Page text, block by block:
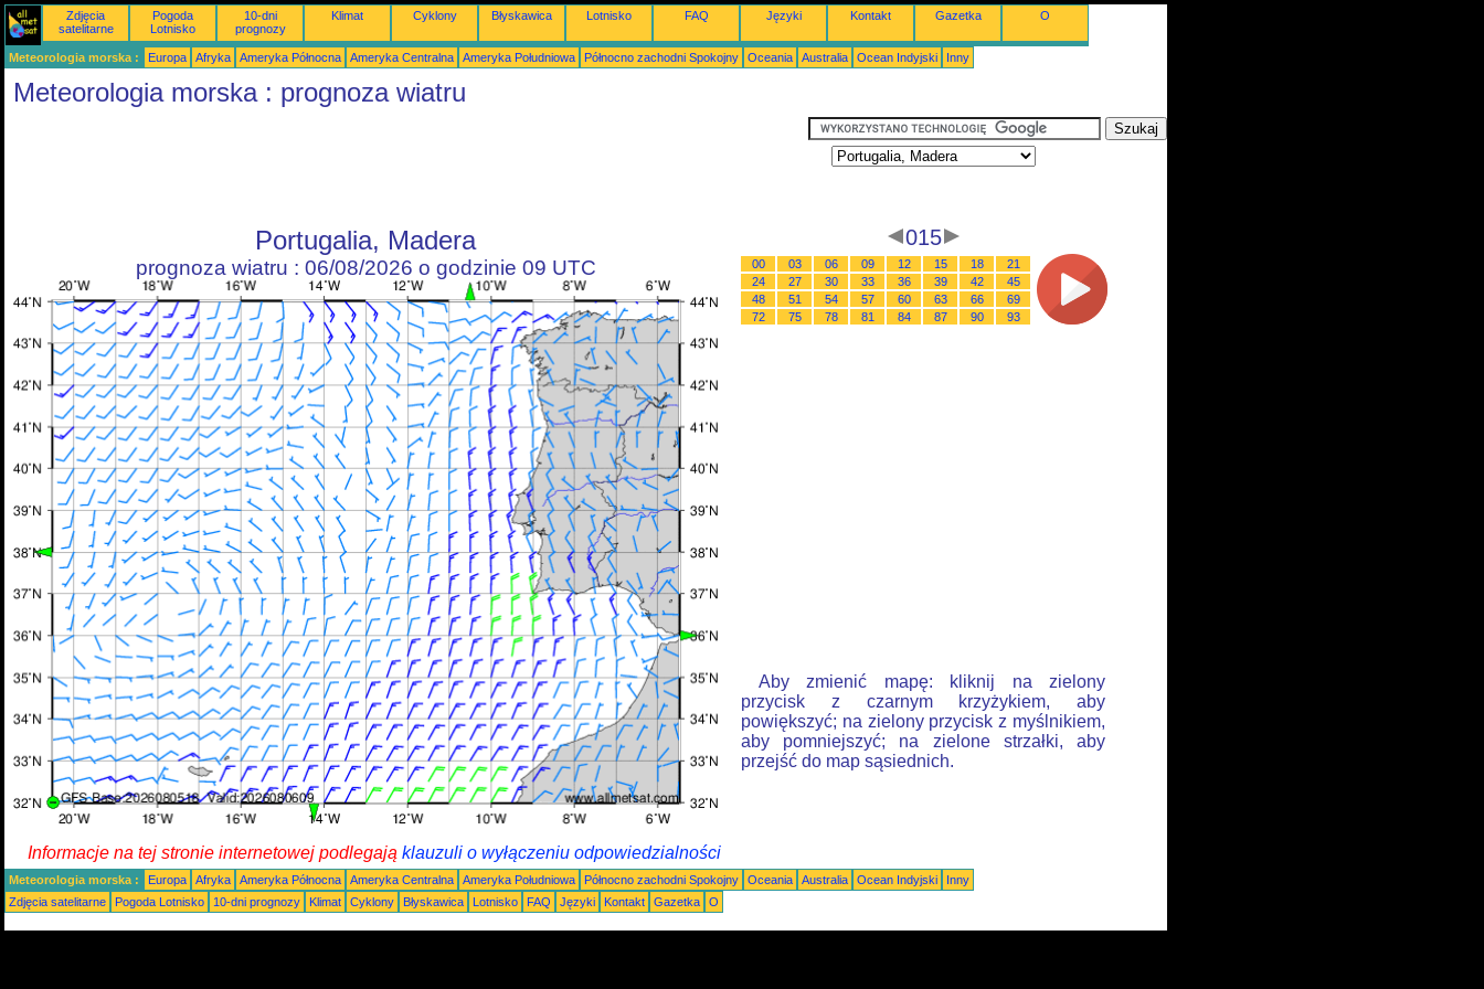
Zdjęcia
satelitarne
Pogoda
Lotnisko
10-dni
prognozy
Klimat Cyklony Błyskawica Lotnisko FAQ Języki Kontakt Gazetka O
Meteorologia morska : Europa Afryka Ameryka Północna Ameryka Centralna Ameryka Południowa Północno zachodni Spokojny Oceania Australia Ocean Indyjski Inny
Meteorologia morska : prognoza wiatru
Portugalia, Madera
prognoza wiatru : 06/08/2026 o godzinie 09 UTC
015
00 03 06 09 12 15 18
21
24
27 30 33 36 39 42
45
48
51 54 57 60 63 66
69
72
75 78 81 84 87 90 93
Aby zmienić mapę: kliknij na zielony
przycisk z czarnym krzyżykiem, aby
powiększyć; na zielony przycisk z myślnikiem,
aby pomniejszyć; na zielone strzałki, aby
przejść do map sąsiednich.
Informacje na tej stronie internetowej podlegają klauzuli o wyłączeniu odpowiedzialności
Meteorologia morska : Europa Afryka Ameryka Północna Ameryka Centralna Ameryka Południowa Północno zachodni Spokojny Oceania Australia Ocean Indyjski
Inny
Zdjęcia satelitarne
Pogoda Lotnisko 10-dni prognozy Klimat Cyklony Błyskawica Lotnisko FAQ Języki Kontakt Gazetka O